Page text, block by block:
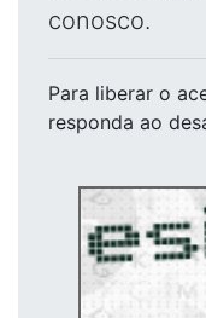
conosco.
Para liberar o
responda ao